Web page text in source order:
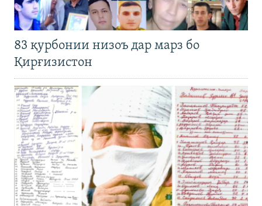
83 қурбонии низоъ дар марз бо
Қирғизистон